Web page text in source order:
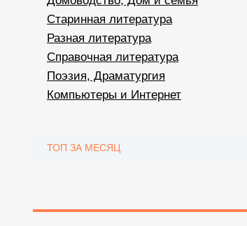
Старинная литература
Разная литература
Справочная литература
Поэзия, Драматургия
Компьютеры и Интернет
ТОП ЗА МЕСЯЦ